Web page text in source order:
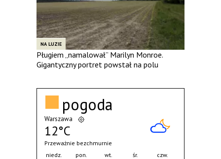
NA LUZIE
Pługiem „namalował” Marilyn Monroe.
Gigantyczny portret powstał na polu
pogoda
Warszawa
12°C
Przeważnie bezchmurnie
niedz.
pon. wt. śr. czw.